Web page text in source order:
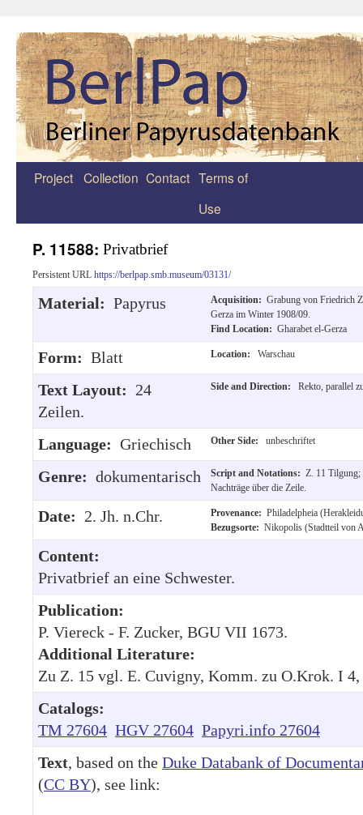
Zum
Project Collection Contact Terms of
Use
P. 11588: Privatbrief
Persistent URL https://berlpap.smb.museum/03131/
Material: Papyrus Acquisition: Grabung von Friedrich
Gerza im Winter 1908/09.
Find Location: Gharabet el-Gerza
Form: Blatt Location: Warschau
Text Layout: 24
Zeilen.
Side and Direction: Rekto, parallel
Language: Griechisch Other Side: unbeschriftet
Genre: dokumentarisch Script and Notations: Z. 11
Nachträge über die Zeile.
Date: 2. Jh. n.Chr. Provenance: Philadelpheia
Bezugsorte: Nikopolis (Stadtteil von
Content:
Privatbrief an eine Schwester.
Publication:
P. Viereck - F. Zucker, BGU VII 1673.
Additional Literature:
Zu Z. 15 vgl. E. Cuvigny, Komm. zu O.Krok. I 4,
Catalogs:
TM 27604 HGV 27604 Papyri.info 27604
Text, based on the Duke Databank of
(CC BY), see link: